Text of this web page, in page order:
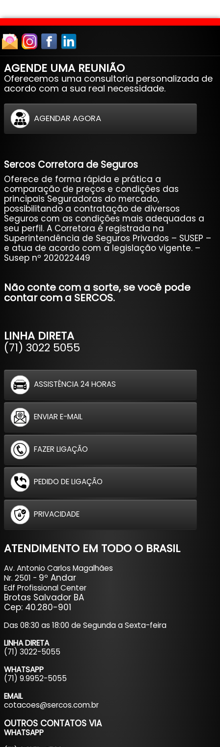
AGENDE UMA REUNIÃO
Oferecemos uma consultoria personalizada de
acordo com a sua real necessidade.
AGENDAR AGORA
Sercos Corretora de Seguros
Oferece de forma rápida e prática a
comparação de preços e condições das
principais Seguradoras do mercado,
possibilitando a contratação de diversos
Seguros com as condições mais adequadas a
seu perfil. A Corretora é registrada na
Superintendência de Seguros Privados – SUSEP –
e atua de acordo com a legislação vigente. –
Susep nº 202022449
Não conte com a sorte, se você pode
contar com a SERCOS.
LINHA DIRETA
(71) 3022 5055
ASSISTÊNCIA 24 HORAS
ENVIAR E-MAIL
FAZER LIGAÇÃO
PEDIDO DE LIGAÇÃO
PRIVACIDADE
ATENDIMENTO EM TODO O BRASIL
Av. Antonio Carlos Magalhães
Nr. 2501 - 9º Andar
Edf Profissional Center
Brotas Salvador BA
Cep: 40.280-901
Das 08:30 as 18:00 de Segunda a Sexta-feira
LINHA DIRETA
(71) 3022-5055
WHATSAPP
(71) 9.9952-5055
EMAIL
cotacoes@sercos.com.br
OUTROS CONTATOS VIA
WHATSAPP